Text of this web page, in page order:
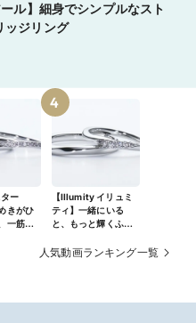
ール】細身でシンプルなスト
ッジリング
ー
きがひ
一筋の
4
【Illumity イリュミ
ティ】一緒にいる
と、もっと輝くふた
人気動画ランキング一覧